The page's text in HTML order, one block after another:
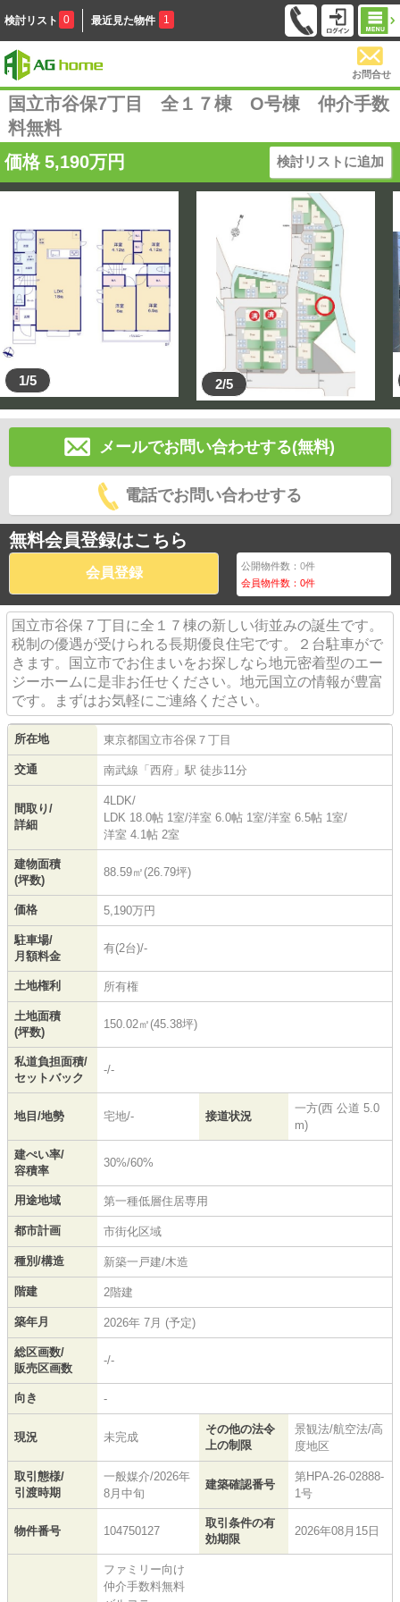
検討リスト 0 最近見た物件 1
お問合せ
国立市谷保7丁目 全１７棟 O号棟 仲介手数
料無料
価格 5,190万円 検討リストに追加
1/5 2/5
メールでお問い合わせする(無料)
電話でお問い合わせする
無料会員登録はこちら
会員登録 公開物件数：0件
会員物件数：0件
国立市谷保７丁目に全１７棟の新しい街並みの誕生です。
税制の優遇が受けられる長期優良住宅です。２台駐車がで
きます。国立市でお住まいをお探しなら地元密着型のエー
ジーホームに是非お任せください。地元国立の情報が豊富
です。まずはお気軽にご連絡ください。
所在地 東京都国立市谷保 ７丁目
交通 南武線 「 西府 」駅 徒歩11分
間取り/
詳細
4LDK/
LDK 18.0帖 1室/洋室 6.0帖 1室/洋室 6.5帖 1室/
洋室 4.1帖 2室
建物面積
(坪数)
88.59㎡(26.79坪)
価格 5,190万円
駐車場/
月額料金
有(2台)/-
土地権利 所有権
土地面積
(坪数)
150.02㎡(45.38坪)
私道負担面積/
セットバック
-/-
地目/地勢 宅地/- 接道状況
一方(西 公道 5.0
m)
建ぺい率/
容積率
30%/60%
用途地域 第一種低層住居専用
都市計画 市街化区域
種別/構造 新築一戸建/木造
階建 2階建
築年月 2026年 7月 (予定)
総区画数/
販売区画数
-/-
向き -
現況 未完成
その他の法令
上の制限
景観法/航空法/高
度地区
取引態様/
引渡時期
一般媒介/2026年
8月中旬
建築確認番号
第HPA-26-02888-
1号
物件番号 104750127
取引条件の有
効期限
2026年08月15日
ファミリー向け
仲介手数料無料